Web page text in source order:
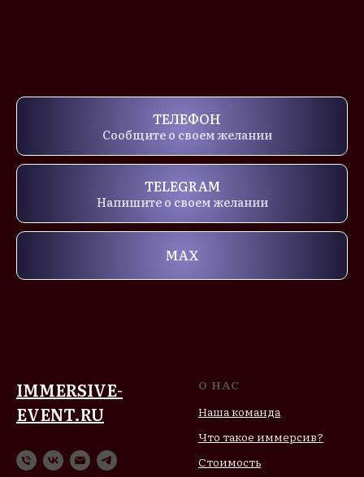
ТЕЛЕФОН
Сообщите о своем желании
TELEGRAM
Напишите о своем желании
MAX
IMMERSIVE-
EVENT.RU
О НАС
Наша команда
Что такое иммерсив?
Стоимость